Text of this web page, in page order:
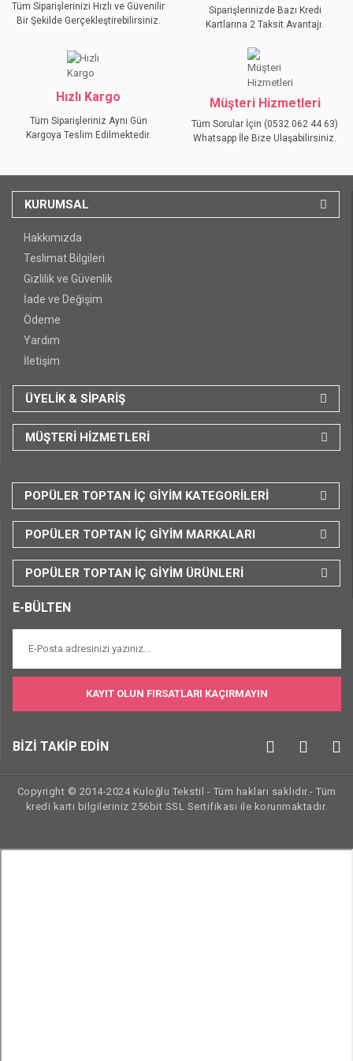
Tüm Siparişlerinizi Hızlı ve Güvenilir
Bir Şekilde Gerçekleştirebilirsiniz.
Siparişlerinizde Bazı Kredi
Kartlarına 2 Taksit Avantajı.
Hızlı Kargo
Tüm Siparişleriniz Aynı Gün
Kargoya Teslim Edilmektedir.
Müşteri Hizmetleri
Tüm Sorular İçin (0532 062 44 63)
Whatsapp İle Bize Ulaşabilirsiniz.
KURUMSAL
Hakkımızda
Teslimat Bilgileri
Gizlilik ve Güvenlik
İade ve Değişim
Ödeme
Yardım
İletişim
ÜYELİK & SİPARİŞ
MÜŞTERİ HİZMETLERİ
POPÜLER TOPTAN İÇ GİYİM KATEGORİLERİ
POPÜLER TOPTAN İÇ GİYİM MARKALARI
POPÜLER TOPTAN İÇ GİYİM ÜRÜNLERİ
E-BÜLTEN
KAYIT OLUN FIRSATLARI KAÇIRMAYIN
BİZİ TAKİP EDİN
Copyright © 2014-2024 Kuloğlu Tekstil - Tüm hakları saklıdır.- Tüm
kredi kartı bilgileriniz 256bit SSL Sertifikası ile korunmaktadır.